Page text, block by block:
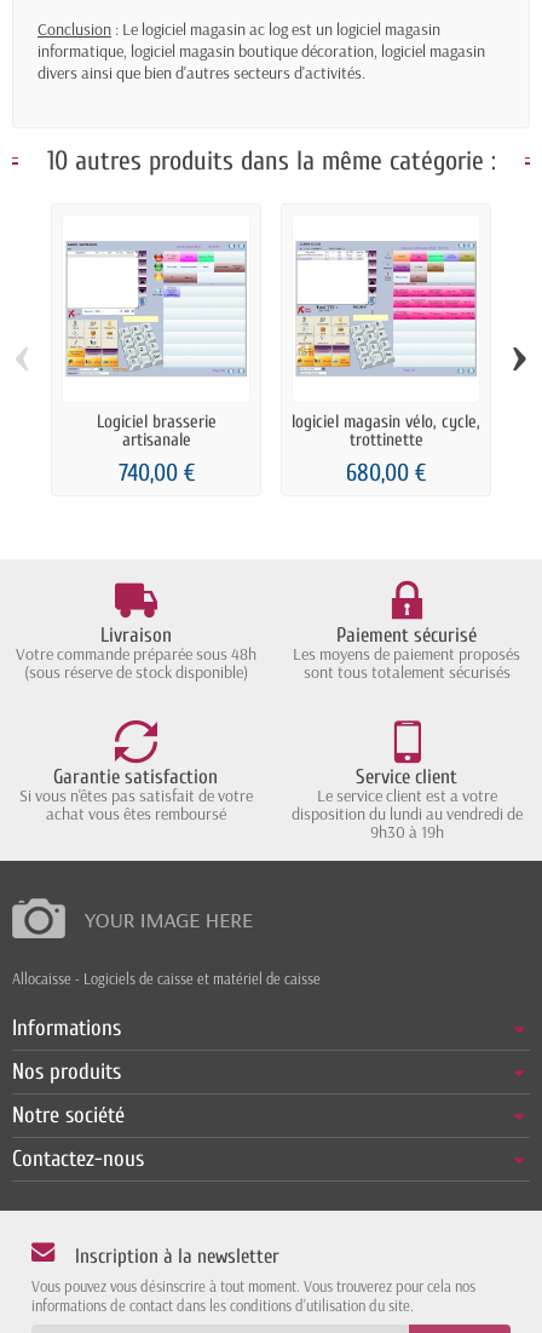
Conclusion : Le logiciel magasin ac log est un logiciel magasin
informatique, logiciel magasin boutique décoration, logiciel magasin
divers ainsi que bien d'autres secteurs d'activités.
10 autres produits dans la même catégorie :
Logiciel brasserie
artisanale
740,00 €
logiciel magasin vélo, cycle,
trottinette
680,00 €
‹ ›
Livraison
Votre commande préparée sous 48h
(sous réserve de stock disponible)
Paiement sécurisé
Les moyens de paiement proposés
sont tous totalement sécurisés
Garantie satisfaction
Si vous n'êtes pas satisfait de votre
achat vous êtes remboursé
Service client
Le service client est a votre
disposition du lundi au vendredi de
9h30 à 19h
Allocaisse - Logiciels de caisse et matériel de caisse
Informations
Nos produits
Notre société
Contactez-nous
Inscription à la newsletter
Vous pouvez vous désinscrire à tout moment. Vous trouverez pour cela nos
informations de contact dans les conditions d'utilisation du site.